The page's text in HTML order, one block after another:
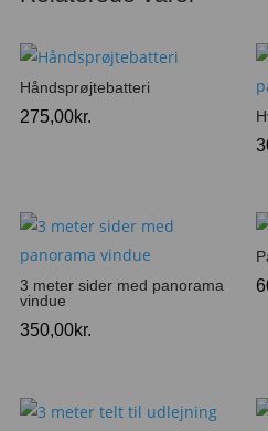
Håndsprøjtebatteri
275,00kr.
3 meter sider med panorama
vindue
350,00kr.